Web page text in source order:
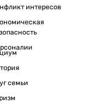
интересов
семьи